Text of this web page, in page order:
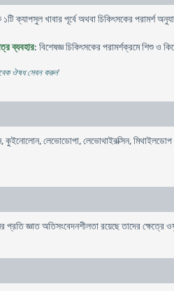
১টি ক্যাপসুল খাবার পূর্বে অথবা চিকিৎসকের পরামর্শ
ব্যবহার: বিশেষজ্ঞ চিকিৎসকের পরামর্শক্রমে শিশু ও
ঔষধ সেবন করুন'
কুইনোলোন, লেভোডোপা, লেভোথাইরক্সিন,
জ্ঞাত অতিসংবেদনশীলতা রয়েছে তাদের ক্ষেত্রে